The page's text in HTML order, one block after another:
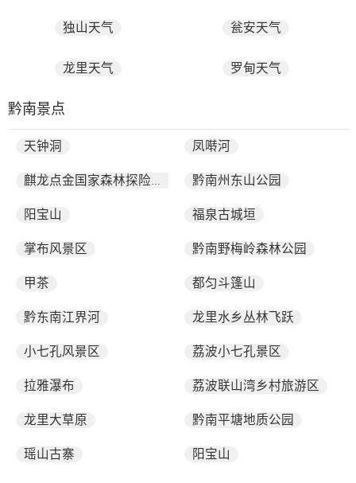
独山天气 瓮安天气
龙里天气 罗甸天气
黔南景点
天钟洞 凤啭河
麒龙点金国家森林探险度假村 黔南州东山公园
阳宝山 福泉古城垣
掌布风景区 黔南野梅岭森林公园
甲茶 都匀斗篷山
黔东南江界河 龙里水乡丛林飞跃
小七孔风景区 荔波小七孔景区
拉雅瀑布 荔波联山湾乡村旅游区
龙里大草原 黔南平塘地质公园
瑶山古寨 阳宝山